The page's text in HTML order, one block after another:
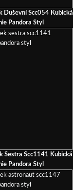
Duševní Scc054 Kubická
Pandora Styl
Sestra Scc1141 Kubická
Pandora Styl